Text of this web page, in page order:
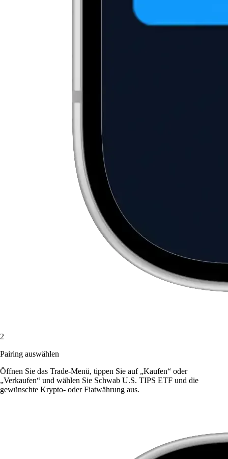
2
Pairing auswählen
Öffnen Sie das Trade-Menü, tippen Sie auf „Kaufen“ oder
„Verkaufen“ und wählen Sie Schwab U.S. TIPS ETF und die
gewünschte Krypto- oder Fiatwährung aus.